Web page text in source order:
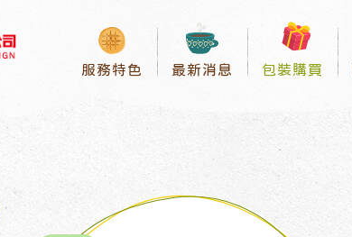
服務特色 最新消息 包裝購買